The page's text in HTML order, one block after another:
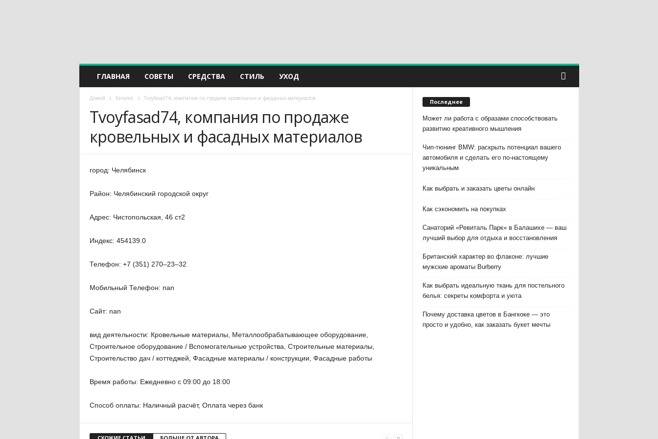
ГЛАВНАЯ СОВЕТЫ СРЕДСТВА СТИЛЬ УХОД
Домой Каталог Tvoyfasad74, компания по продаже кровельных и фасадных материалов
Tvoyfasad74, компания по продаже
кровельных и фасадных материалов
город: Челябинск
Район: Челябинский городской округ
Адрес: Чистопольская, 46 ст2
Индекс: 454139.0
Телефон: +7 (351) 270‒23‒32
Мобильный Телефон: nan
Сайт: nan
вид деятельности: Кровельные материалы, Металлообрабатывающее оборудование,
Строительное оборудование / Вспомогательные устройства, Строительные материалы,
Строительство дач / коттеджей, Фасадные материалы / конструкции, Фасадные работы
Время работы: Ежедневно с 09:00 до 18:00
Способ оплаты: Наличный расчёт, Оплата через банк
Последнее
Может ли работа с образами способствовать
развитию креативного мышления
Чип-тюнинг BMW: раскрыть потенциал вашего
автомобиля и сделать его по-настоящему
уникальным
Как выбрать и заказать цветы онлайн
Как сэкономить на покупках
Санаторий «Ревиталь Парк» в Балашихе — ваш
лучший выбор для отдыха и восстановления
Британский характер во флаконе: лучшие
мужские ароматы Burberry
Как выбрать идеальную ткань для постельного
белья: секреты комфорта и уюта
Почему доставка цветов в Бангкоке — это
просто и удобно, как заказать букет мечты